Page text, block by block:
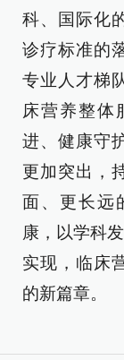
科、国际化
诊疗标准的
专业人才梯
床营养整体
进、健康守
更加突出，
面、更长远
康，以学科
实现，临床
的新篇章。